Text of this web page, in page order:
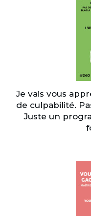
Je vais vous
de culpabilité.
Juste un